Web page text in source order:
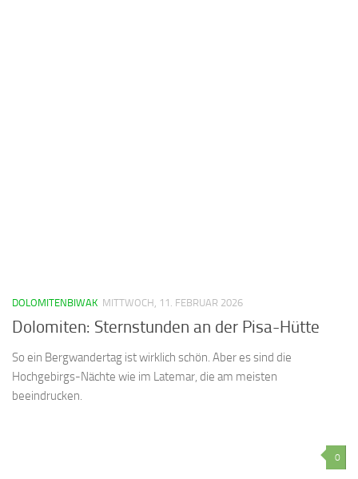
DOLOMITENBIWAK MITTWOCH, 11. FEBRUAR 2026
Dolomiten: Sternstunden an der Pisa-Hütte
So ein Bergwandertag ist wirklich schön. Aber es sind die
Hochgebirgs-Nächte wie im Latemar, die am meisten
beeindrucken.
0